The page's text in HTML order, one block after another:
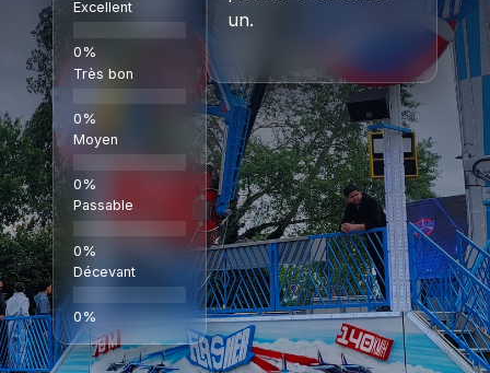
Excellent
Très bon
Moyen
Passable
Décevant
un.